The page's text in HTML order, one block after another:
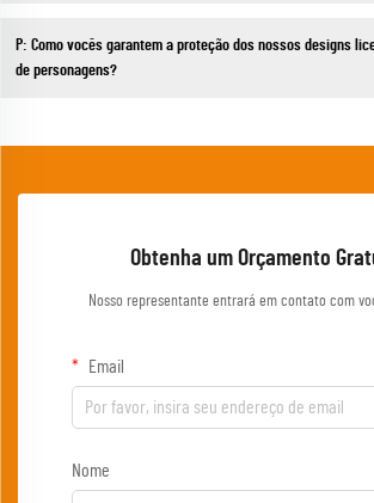
P: Como vocês garantem a proteção dos nossos designs
de personagens?
Obtenha um Orçamento
Nosso representante entrará em contato com
Email
Nome